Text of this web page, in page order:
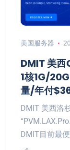
美国服务器
DMIT 美西
1核1G/
量/年付
DMIT 美西洛
DMIT目前最